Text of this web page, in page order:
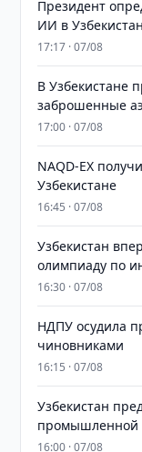
Президент
ИИ в
17:17 · 07/08
В Узбекистане
заброшенные
17:00 · 07/08
NAQD-EX
Узбекистане
16:45 · 07/08
Узбекистан
олимпиаду по
16:30 · 07/08
НДПУ осудила
чиновниками
16:15 · 07/08
Узбекистан
промышленной
16:00 · 07/08